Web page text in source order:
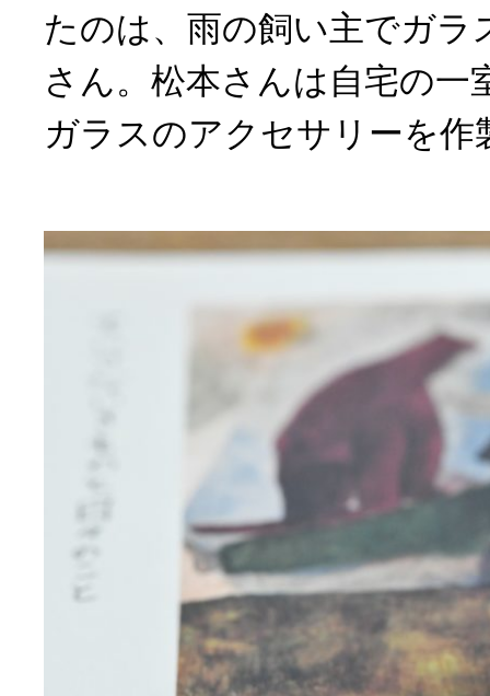
たのは、雨の飼い主でガラ
さん。松本さんは自宅の一
ガラスのアクセサリーを作